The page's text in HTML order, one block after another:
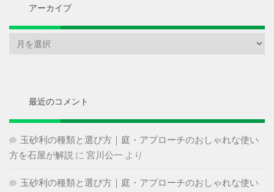
アーカイブ
最近のコメント
玉砂利の種類と選び方｜庭・アプローチのおしゃれな使い
方を石屋が解説 に 宮川公一 より
玉砂利の種類と選び方｜庭・アプローチのおしゃれな使い